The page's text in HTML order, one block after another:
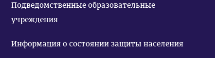
Подведомственные образовательные
учреждения
Информация о состоянии защиты населения